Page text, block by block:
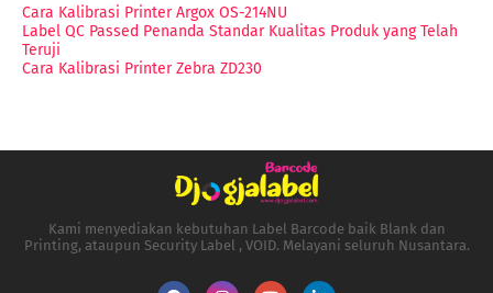
Cara Kalibrasi Printer Argox OS-214NU
Label QC Passed Penanda Standar Kualitas Produk yang Telah
Teruji
Cara Kalibrasi Printer Zebra ZD230
Kami menyediakan kebutuhan Label Barcode baik Blank dan
Printing, ataupun Security Label , VOID. Melayani seluruh Nusantara.